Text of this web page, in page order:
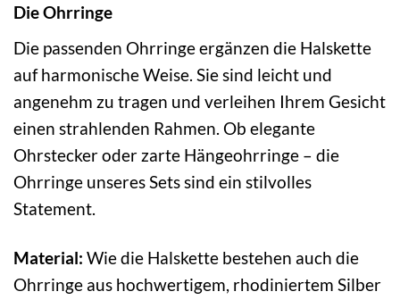
Die Ohrringe
Die passenden Ohrringe ergänzen die Halskette
auf harmonische Weise. Sie sind leicht und
angenehm zu tragen und verleihen Ihrem Gesicht
einen strahlenden Rahmen. Ob elegante
Ohrstecker oder zarte Hängeohrringe – die
Ohrringe unseres Sets sind ein stilvolles
Statement.
Material: Wie die Halskette bestehen auch die
Ohrringe aus hochwertigem, rhodiniertem Silber